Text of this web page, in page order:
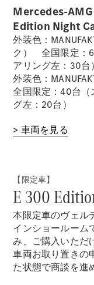
デザイン＆
コンセプト
カー
サステナビ
リティ
スポンサー
シップ /
CSR
メルセデ
Mercedes-
Edition Night
外装色：
ク） 全国限定：
アリング左：30台）
外装色：
全国限定：40台
グ左：20台）
> 車両を見る
【限定車】
E 300
本限定車のヴェル
インショールーム
み、ご購入いただ
車両お取り置きの
た状態で商談を進